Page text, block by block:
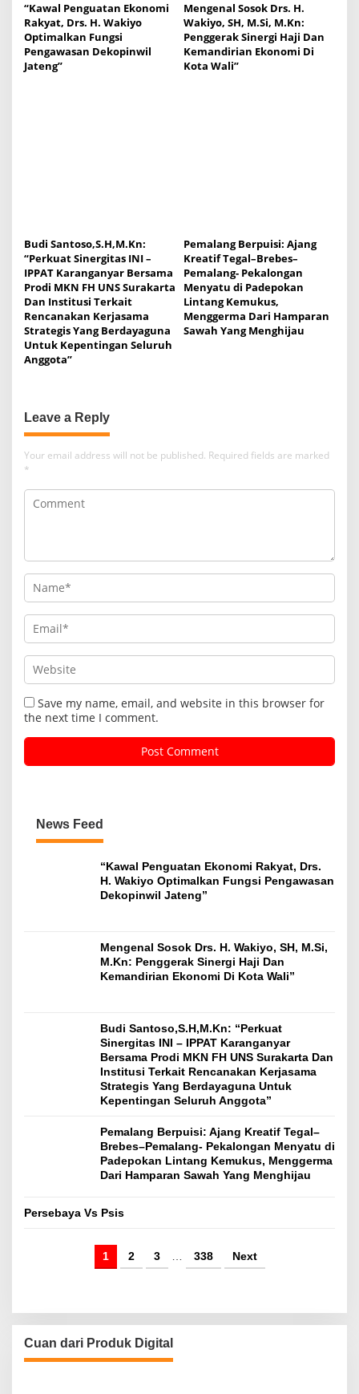
“Kawal Penguatan Ekonomi
Rakyat, Drs. H. Wakiyo
Optimalkan Fungsi
Pengawasan Dekopinwil
Jateng”
Mengenal Sosok Drs. H.
Wakiyo, SH, M.Si, M.Kn:
Penggerak Sinergi Haji Dan
Kemandirian Ekonomi Di
Kota Wali”
Budi Santoso,S.H,M.Kn:
“Perkuat Sinergitas INI –
IPPAT Karanganyar Bersama
Prodi MKN FH UNS Surakarta
Dan Institusi Terkait
Rencanakan Kerjasama
Strategis Yang Berdayaguna
Untuk Kepentingan Seluruh
Anggota”
Pemalang Berpuisi: Ajang
Kreatif Tegal–Brebes–
Pemalang- Pekalongan
Menyatu di Padepokan
Lintang Kemukus,
Menggerma Dari Hamparan
Sawah Yang Menghijau
Leave a Reply
Your email address will not be published. Required fields are marked
*
Save my name, email, and website in this browser for
the next time I comment.
News Feed
“Kawal Penguatan Ekonomi Rakyat, Drs.
H. Wakiyo Optimalkan Fungsi Pengawasan
Dekopinwil Jateng”
Mengenal Sosok Drs. H. Wakiyo, SH, M.Si,
M.Kn: Penggerak Sinergi Haji Dan
Kemandirian Ekonomi Di Kota Wali”
Budi Santoso,S.H,M.Kn: “Perkuat
Sinergitas INI – IPPAT Karanganyar
Bersama Prodi MKN FH UNS Surakarta Dan
Institusi Terkait Rencanakan Kerjasama
Strategis Yang Berdayaguna Untuk
Kepentingan Seluruh Anggota”
Pemalang Berpuisi: Ajang Kreatif Tegal–
Brebes–Pemalang- Pekalongan Menyatu di
Padepokan Lintang Kemukus, Menggerma
Dari Hamparan Sawah Yang Menghijau
Persebaya Vs Psis
1 2 3 … 338 Next
Cuan dari Produk Digital